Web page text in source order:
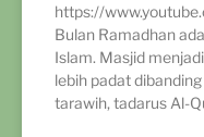
https://
Bulan Ramadhan
Islam. Masjid
lebih padat
tarawih, tadarus Al-